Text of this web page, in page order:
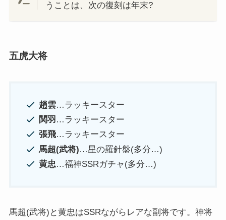
うことは、次の復刻は年末?
五虎大将
趙雲…ラッキースター
関羽…ラッキースター
張飛…ラッキースター
馬超(武将)…星の羅針盤(多分…)
黄忠…福神SSRガチャ(多分…)
馬超(武将)と黄忠はSSRながらレアな副将です。神将